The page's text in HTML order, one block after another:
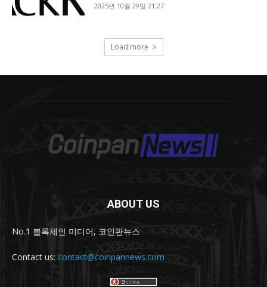
ABOUT US
No.1 블록체인 미디어, 코인판뉴스
Contact us: contact@coinpannews.com